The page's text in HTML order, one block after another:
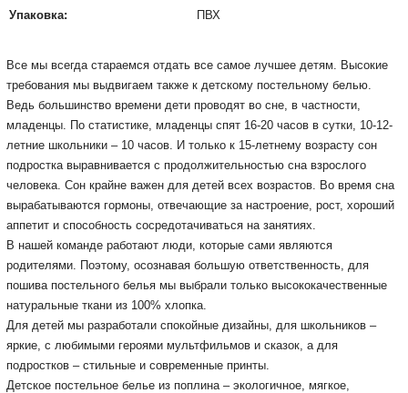
Упаковка:
ПВХ
Все мы всегда стараемся отдать все самое лучшее детям. Высокие
требования мы выдвигаем также к детскому постельному белью.
Ведь большинство времени дети проводят во сне, в частности,
младенцы. По статистике, младенцы спят 16-20 часов в сутки, 10-12-
летние школьники – 10 часов. И только к 15-летнему возрасту сон
подростка выравнивается с продолжительностью сна взрослого
человека. Сон крайне важен для детей всех возрастов. Во время сна
вырабатываются гормоны, отвечающие за настроение, рост, хороший
аппетит и способность сосредотачиваться на занятиях.
В нашей команде работают люди, которые сами являются
родителями. Поэтому, осознавая большую ответственность, для
пошива постельного белья мы выбрали только высококачественные
натуральные ткани из 100% хлопка.
Для детей мы разработали спокойные дизайны, для школьников –
яркие, с любимыми героями мультфильмов и сказок, а для
подростков – стильные и современные принты.
Детское постельное белье из поплина – экологичное, мягкое,